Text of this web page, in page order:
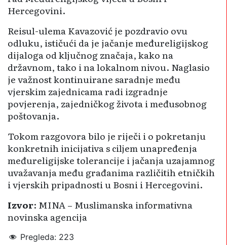
Hercegovini.
Reisul-ulema Kavazović je pozdravio ovu
odluku, ističući da je jačanje međureligijskog
dijaloga od ključnog značaja, kako na
državnom, tako i na lokalnom nivou. Naglasio
je važnost kontinuirane saradnje među
vjerskim zajednicama radi izgradnje
povjerenja, zajedničkog života i međusobnog
poštovanja.
Tokom razgovora bilo je riječi i o pokretanju
konkretnih inicijativa s ciljem unapređenja
međureligijske tolerancije i jačanja uzajamnog
uvažavanja među građanima različitih etničkih
i vjerskih pripadnosti u Bosni i Hercegovini.
Izvor: MINA – Muslimanska informativna
novinska agencija
Pregleda: 223